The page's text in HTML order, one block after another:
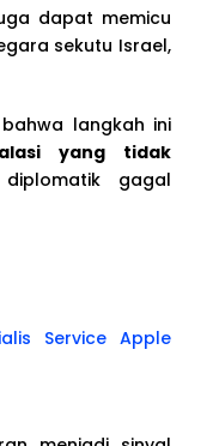
dapat memicu
sekutu Israel,
langkah ini
yang tidak
gagal
Service Apple